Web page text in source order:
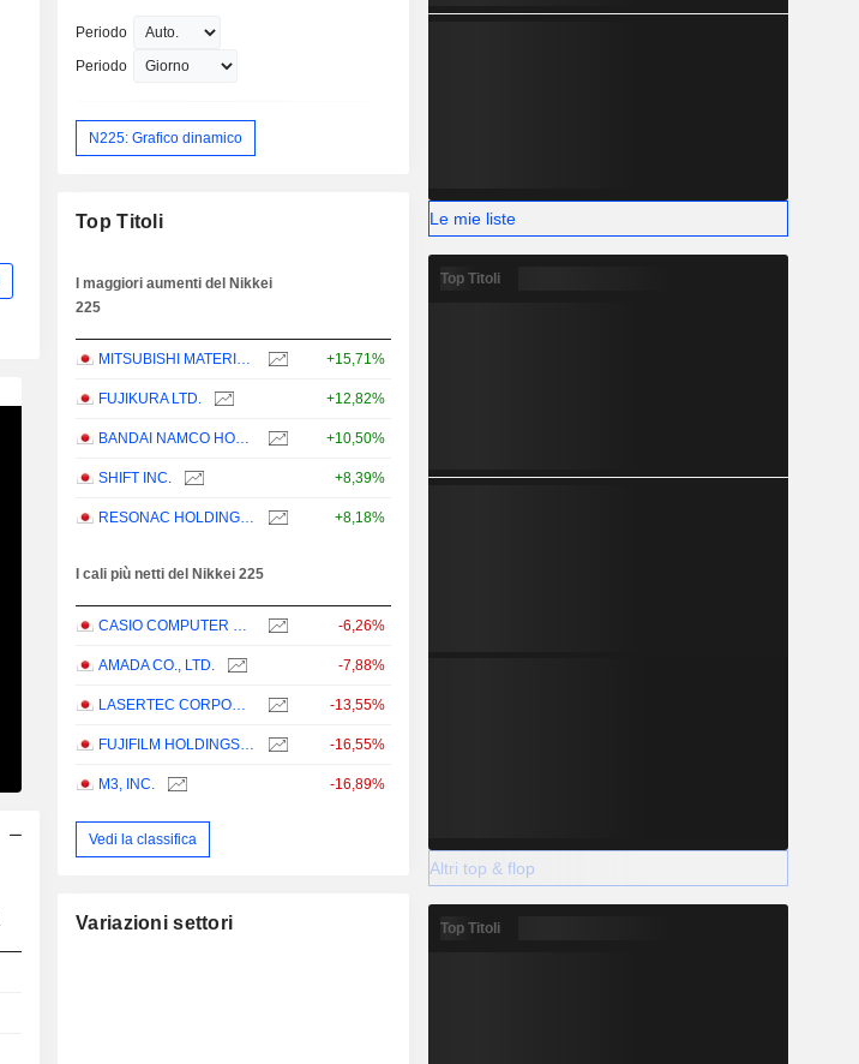
Periodo
Periodo
N225: Grafico dinamico
Top Titoli
I maggiori aumenti del Nikkei
225
MITSUBISHI MATERIALS CORPORATION +15,71%
FUJIKURA LTD. +12,82%
BANDAI NAMCO HOLDINGS INC. +10,50%
SHIFT INC. +8,39%
RESONAC HOLDINGS CORPORATION +8,18%
I cali più netti del Nikkei 225
CASIO COMPUTER CO.,LTD. -6,26%
AMADA CO., LTD. -7,88%
LASERTEC CORPORATION -13,55%
FUJIFILM HOLDINGS CORPORATION -16,55%
M3, INC. -16,89%
Vedi la classifica
Variazioni settori
Le mie liste
Top Titoli
Altri top & flop
Top Titoli